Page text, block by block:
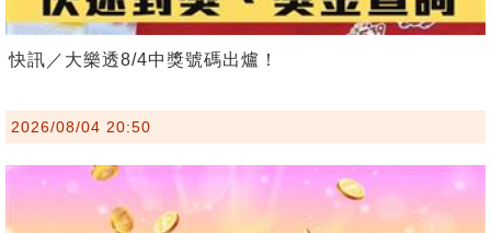
快訊／大樂透8/4中獎號碼出爐！
2026/08/04 20:50